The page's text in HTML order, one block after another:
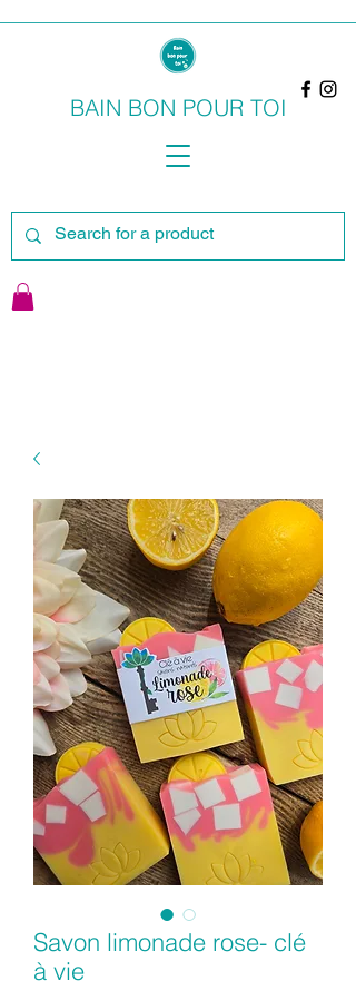
BAIN BON POUR TOI
Savon limonade rose- clé
à vie